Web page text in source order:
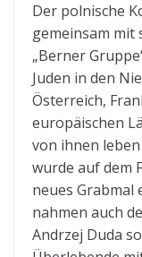
Der polnische
gemeinsam mit
„Berner
Juden in den
Österreich,
europäischen
von ihnen
wurde auf dem
neues Grabmal
nahmen auch
Andrzej Duda